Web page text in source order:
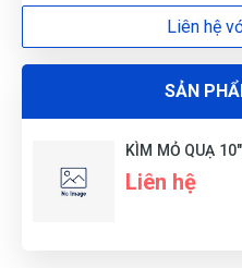
Liên hệ
SẢN
KÌM MỎ QUẠ
Liên hệ